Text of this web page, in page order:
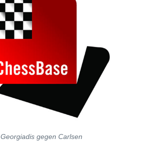
Georgiadis gegen Carlsen